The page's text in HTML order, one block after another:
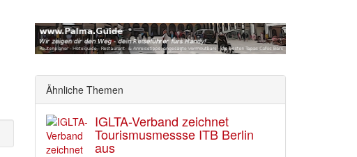
Ähnliche Themen
IGLTA-Verband zeichnet
Tourismusmessse ITB Berlin
aus